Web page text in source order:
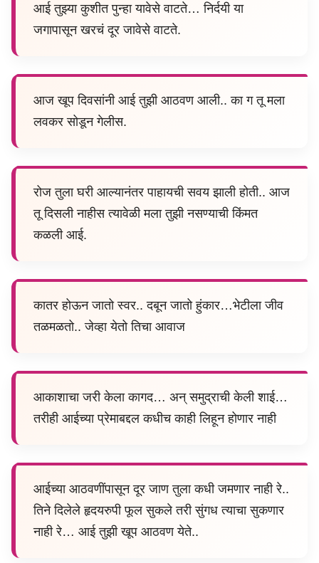
आई तुझ्या कुशीत पुन्हा यावेसे वाटते… निर्दयी या
जगापासून खरचं दूर जावेसे वाटते.
आज खूप दिवसांनी आई तुझी आठवण आली.. का ग तू मला
लवकर सोडून गेलीस.
रोज तुला घरी आल्यानंतर पाहायची सवय झाली होती.. आज
तू दिसली नाहीस त्यावेळी मला तुझी नसण्याची किंमत
कळली आई.
कातर होऊन जातो स्वर.. दबून जातो हुंकार…भेटीला जीव
तळमळतो.. जेव्हा येतो तिचा आवाज
आकाशाचा जरी केला कागद… अन् समुद्राची केली शाई…
तरीही आईच्या प्रेमाबद्दल कधीच काही लिहून होणार नाही
आईच्या आठवणींपासून दूर जाण तुला कधी जमणार नाही रे..
तिने दिलेले हृदयरुपी फूल सुकले तरी सुंगध त्याचा सुकणार
नाही रे… आई तुझी खूप आठवण येते..